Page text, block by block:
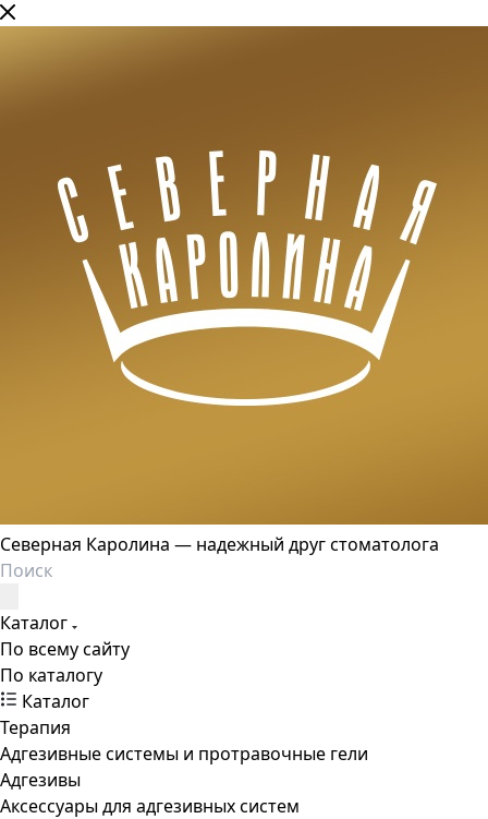
Северная Каролина — надежный друг стоматолога
Каталог
По всему сайту
По каталогу
Каталог
Терапия
Адгезивные системы и протравочные гели
Адгезивы
Аксессуары для адгезивных систем